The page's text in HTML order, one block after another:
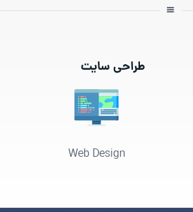
طراحی سایت
Web Design